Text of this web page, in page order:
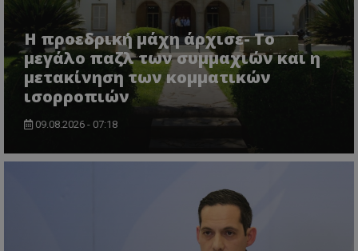
Η προεδρική μάχη άρχισε- Το
μεγάλο παζλ των συμμαχιών και η
μετακίνηση των κομματικών
ισορροπιών
09.08.2026 - 07:18
.youtube.com